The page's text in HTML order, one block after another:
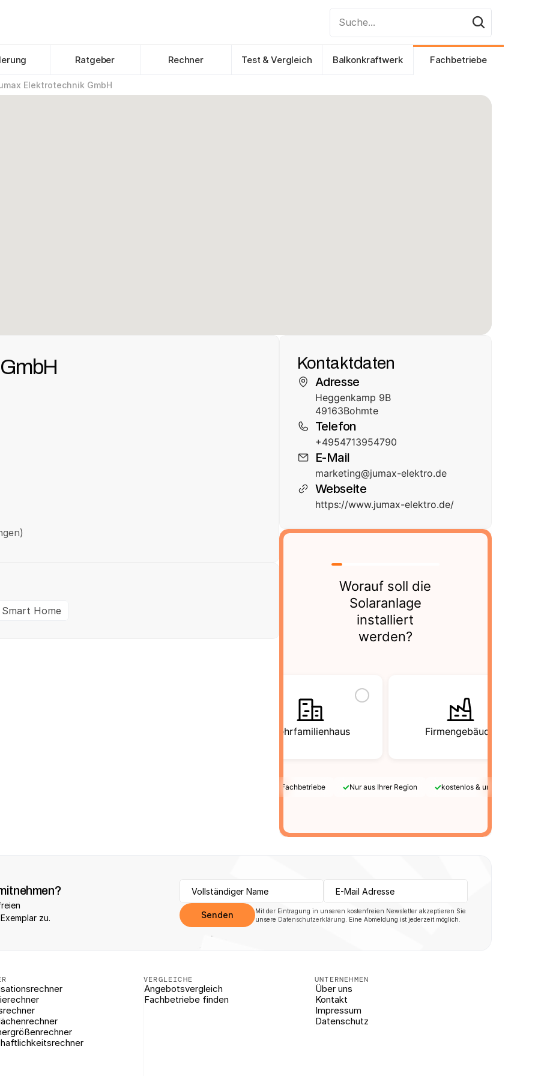
Suche...
Ratgeber Rechner Test & Vergleich Balkonkraftwerk Fachbetriebe
Elektrotechnik GmbH
Smart Home
Kontaktdaten
Adresse
Heggenkamp 9B
49163Bohmte
Telefon
+4954713954790
E-Mail
marketing@jumax-elektro.de
Webseite
https://www.jumax-elektro.de/
Worauf soll die
Solaranlage
installiert
werden?
Mehrfamilienhaus Firmengebäude
Geprüfte Fachbetriebe ✓Nur aus Ihrer Region ✓kostenlos & unverbindlich
zu.
Senden
Mit der Eintragung in unseren kostenfreien Newsletter akzeptieren Sie
unsere Datenschutzerklärung . Eine Abmeldung ist jederzeit möglich.
VERGLEICHE
Angebotsvergleich
Fachbetriebe finden
UNTERNEHMEN
Über uns
Kontakt
Impressum
Datenschutz